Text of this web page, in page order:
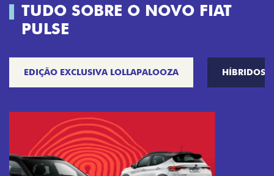
TUDO SOBRE O NOVO FIAT
PULSE
EDIÇÃO EXCLUSIVA LOLLAPALOOZA HÍBRIDOS